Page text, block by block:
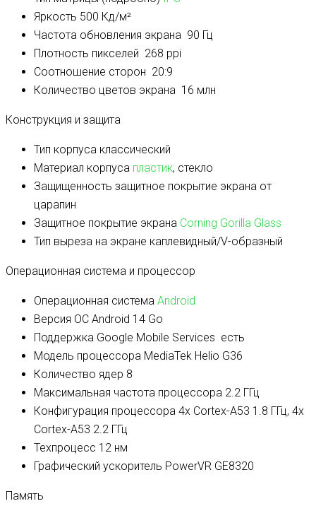
Яркость 500 Кд/м²
Частота обновления экрана 90 Гц
Плотность пикселей 268 ppi
Соотношение сторон 20:9
Количество цветов экрана 16 млн
Конструкция и защита
Тип корпуса классический
Материал корпуса пластик, стекло
Защищенность защитное покрытие экрана от
царапин
Защитное покрытие экрана Corning Gorilla Glass
Тип выреза на экране каплевидный/V-образный
Операционная система и процессор
Операционная система Android
Версия ОС Android 14 Go
Поддержка Google Mobile Services есть
Модель процессора MediaTek Helio G36
Количество ядер 8
Максимальная частота процессора 2.2 ГГц
Конфигурация процессора 4x Cortex-A53 1.8 ГГц, 4x
Cortex-A53 2.2 ГГц
Техпроцесс 12 нм
Графический ускоритель PowerVR GE8320
Память